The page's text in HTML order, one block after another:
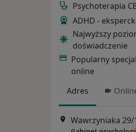
Psychoterapia
ADHD -
Najwyższy
doświadczenie
Popularny
online
Adres
Wawrzyniaka 29/